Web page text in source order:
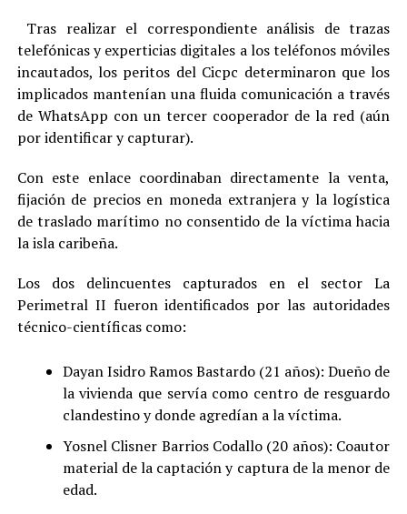
Tras realizar el correspondiente análisis de trazas
telefónicas y experticias digitales a los teléfonos móviles
incautados, los peritos del Cicpc determinaron que los
implicados mantenían una fluida comunicación a través
de WhatsApp con un tercer cooperador de la red (aún
por identificar y capturar).
Con este enlace coordinaban directamente la venta,
fijación de precios en moneda extranjera y la logística
de traslado marítimo no consentido de la víctima hacia
la isla caribeña.
Los dos delincuentes capturados en el sector La
Perimetral II fueron identificados por las autoridades
técnico-científicas como:
Dayan Isidro Ramos Bastardo (21 años): Dueño de
la vivienda que servía como centro de resguardo
clandestino y donde agredían a la víctima.
Yosnel Clisner Barrios Codallo (20 años): Coautor
material de la captación y captura de la menor de
edad.